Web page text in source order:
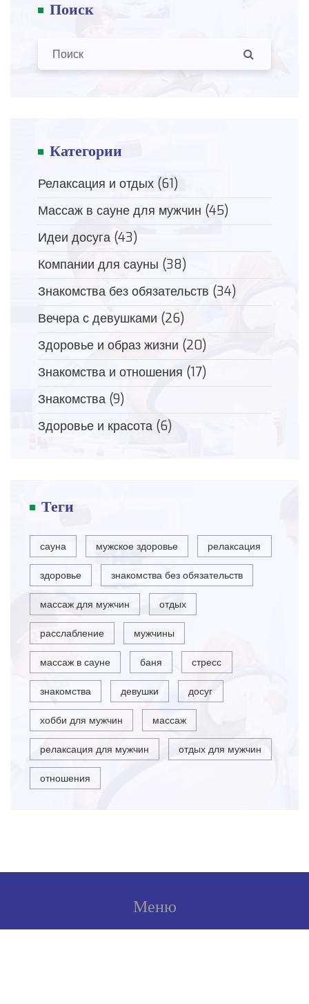
Поиск
Категории
Релаксация и отдых (61)
Массаж в сауне для мужчин (45)
Идеи досуга (43)
Компании для сауны (38)
Знакомства без обязательств (34)
Вечера с девушками (26)
Здоровье и образ жизни (20)
Знакомства и отношения (17)
Знакомства (9)
Здоровье и красота (6)
Теги
сауна мужское здоровье релаксация
здоровье знакомства без обязательств
массаж для мужчин отдых
расслабление мужчины
массаж в сауне баня стресс
знакомства девушки досуг
хобби для мужчин массаж
релаксация для мужчин отдых для мужчин
отношения
Меню
О нас